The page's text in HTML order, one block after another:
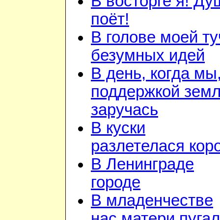
поёт!
В голове моей
безумных идей
В день, когда
поддержкой
заручась
В куски
разлетелася
В Ленинграде
городе
В младенчестве